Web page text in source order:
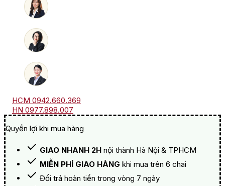
Gravel
Quarry
HCM 0942.660.369
HN 0977.898.007
Quyền lợi khi mua hàng
GIAO NHANH 2H nội thành Hà Nội & TPHCM
MIỄN PHÍ GIAO HÀNG khi mua trên 6 chai
Đổi trả hoàn tiền trong vòng 7 ngày